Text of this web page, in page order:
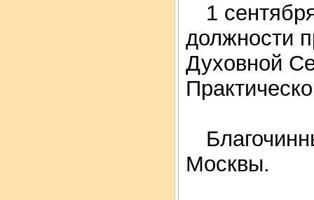
1
должности
Духовной
Москвы.